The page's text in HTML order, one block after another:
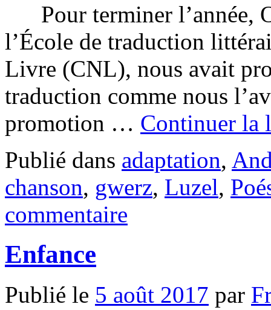
Pour terminer l’année,
l’École de traduction
Livre (CNL), nous avait
traduction comme nous
promotion … Continuer la
Publié dans adaptation,
chanson, gwerz, Luzel,
commentaire
Enfance
Publié le 5 août 2017 par